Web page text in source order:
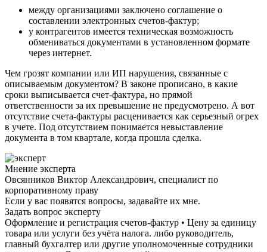
между организациями заключено соглашение о
составлении электронных счетов-фактур;
у контрагентов имеется техническая возможность
обмениваться документами в установленном формате
через интернет.
Чем грозят компании или ИП нарушения, связанные с
описываемым документом? В законе прописано, в какие
сроки выписывается счет-фактура, но прямой
ответственности за их превышение не предусмотрено. А вот
отсутствие счета-фактуры расценивается как серьезный огрех
в учете. Под отсутствием понимается невыставление
документа в том квартале, когда прошла сделка.
Мнение эксперта
Овсянников Виктор Александрович, специалист по
корпоративному праву
Если у вас появятся вопросы, задавайте их мне.
Задать вопрос эксперту
Оформление и регистрация счетов-фактур • Цену за единицу
товара или услуги без учёта налога. либо руководитель,
главный бухгалтер или другие уполномоченные сотрудники